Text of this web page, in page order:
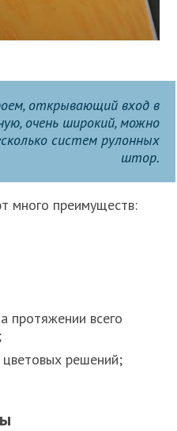
открывающий вход в
очень широкий, можно
систем рулонных
штор.
много преимуществ:
протяжении всего
решений;